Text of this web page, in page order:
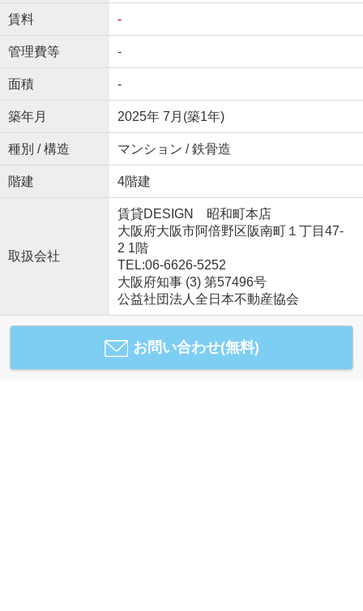
賃料 -
管理費等 -
面積 -
築年月 2025年 7月(築1年)
種別 / 構造 マンション / 鉄骨造
階建 4階建
取扱会社
賃貸DESIGN 昭和町本店
大阪府大阪市阿倍野区阪南町１丁目47-
2 1階
TEL:06-6626-5252
大阪府知事 (3) 第57496号
公益社団法人全日本不動産協会
お問い合わせ(無料)